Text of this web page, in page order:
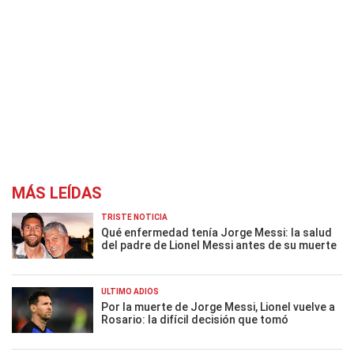
MÁS LEÍDAS
TRISTE NOTICIA
Qué enfermedad tenía Jorge Messi: la salud
del padre de Lionel Messi antes de su muerte
ÚLTIMO ADIÓS
Por la muerte de Jorge Messi, Lionel vuelve a
Rosario: la difícil decisión que tomó